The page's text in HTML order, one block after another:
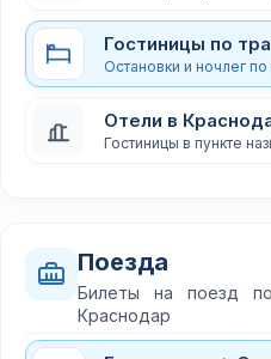
Гостиницы по
Остановки и ночлег по
Отели в
Гостиницы в пункте
Поезда
Билеты на поезд
Краснодар